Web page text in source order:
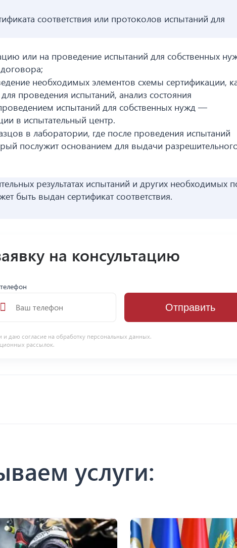
соответствия или протоколов испытаний для
или на проведение испытаний для собственных
необходимых элементов схемы сертификации,
проведения испытаний, анализ состояния
испытаний для собственных нужд —
в испытательный центр.
в лаборатории, где после проведения испытаний
послужит основанием для выдачи
результатах испытаний и других необходимых
быть выдан сертификат соответствия.
на консультацию
Отправить
и даю согласие на обработку персональных данных.
рассылок.
услуги: